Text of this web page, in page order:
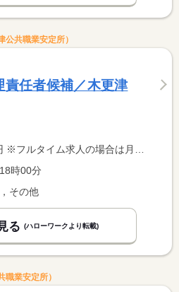
共職業安定所）
責任者候補／木更津
額（換算額）、パート求人の場合は時間額を表示しています。
時00分
その他
る (ハローワークより転載)
業安定所）